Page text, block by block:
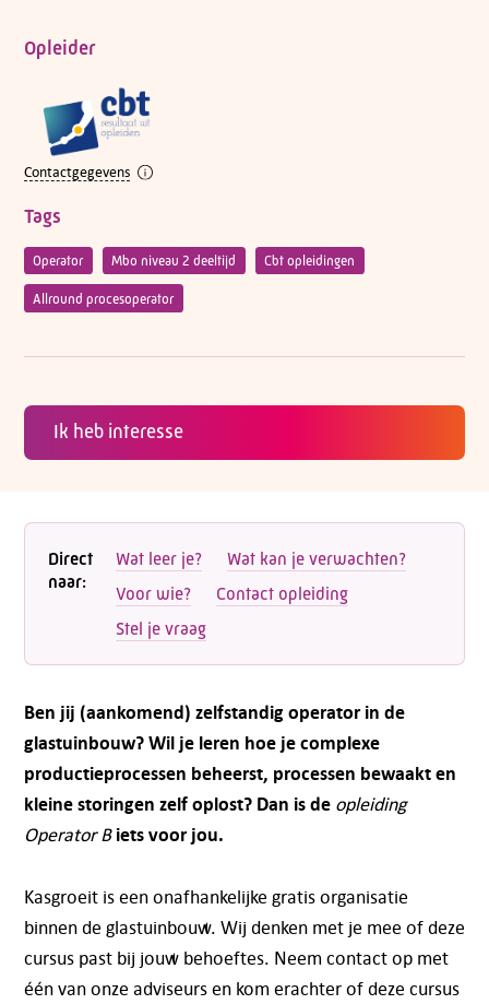
Opleider
Contactgegevens
Tags
Operator Mbo niveau 2 deeltijd Cbt opleidingen
Allround procesoperator
Ik heb interesse
Direct
naar:
Wat leer je?
Wat kan je verwachten?
Voor wie?
Contact opleiding
Stel je vraag
Ben jij (aankomend) zelfstandig operator in de
glastuinbouw? Wil je leren hoe je complexe
productieprocessen beheerst, processen bewaakt en
kleine storingen zelf oplost? Dan is de opleiding
Operator Biets voor jou.
Kasgroeit is een onafhankelijke gratis organisatie
binnen de glastuinbouw. Wij denken met je mee of deze
cursus past bij jouw behoeftes. Neem contact op met
één van onze adviseurs en kom erachter of deze cursus